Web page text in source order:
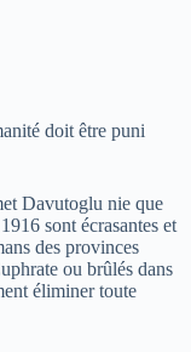
doit être puni
Davutoglu nie que
sont écrasantes et
des provinces
ou brûlés dans
éliminer toute